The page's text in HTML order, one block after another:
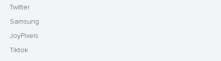
Twitter
Samsung
JoyPixels
Tiktok